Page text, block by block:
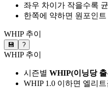
좌우 차이가 작을수록
한쪽에 약하면 원포인
WHIP 추이
💾 ?
WHIP 추이
시즌별 WHIP(이닝당
WHIP 1.0 이하면 엘리트